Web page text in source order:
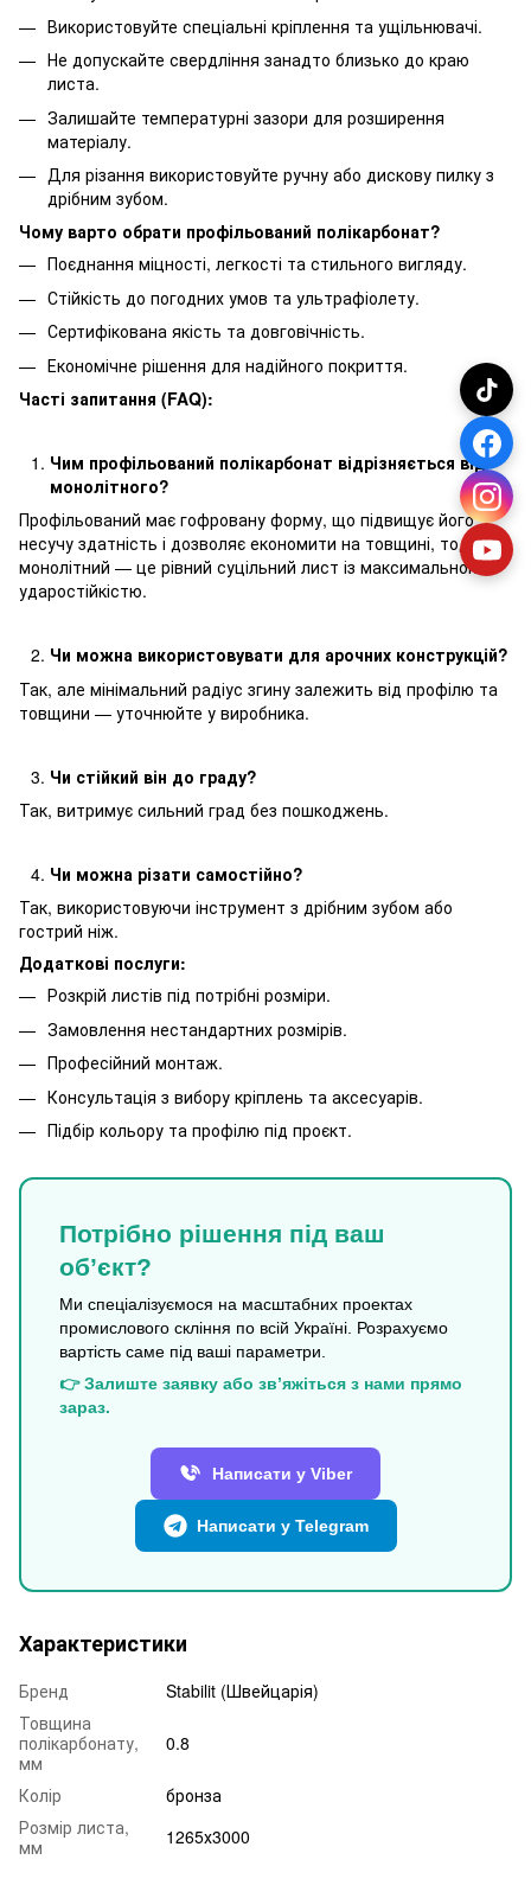
Використовуйте спеціальні кріплення та ущільнювачі.
Не допускайте свердління занадто близько до краю
листа.
Залишайте температурні зазори для розширення
матеріалу.
Для різання використовуйте ручну або дискову пилку з
дрібним зубом.
Чому варто обрати профільований полікарбонат?
Поєднання міцності, легкості та стильного вигляду.
Стійкість до погодних умов та ультрафіолету.
Сертифікована якість та довговічність.
Економічне рішення для надійного покриття.
Часті запитання (FAQ):
Чим профільований полікарбонат відрізняється від
монолітного?
Профільований має гофровану форму, що підвищує його
несучу здатність і дозволяє економити на товщині, тоді як
монолітний — це рівний суцільний лист із максимальною
ударостійкістю.
Чи можна використовувати для арочних конструкцій?
Так, але мінімальний радіус згину залежить від профілю та
товщини — уточнюйте у виробника.
Чи стійкий він до граду?
Так, витримує сильний град без пошкоджень.
Чи можна різати самостійно?
Так, використовуючи інструмент з дрібним зубом або
гострий ніж.
Додаткові послуги:
Розкрій листів під потрібні розміри.
Замовлення нестандартних розмірів.
Професійний монтаж.
Консультація з вибору кріплень та аксесуарів.
Підбір кольору та профілю під проєкт.
Потрібно рішення під ваш
об’єкт?
Ми спеціалізуємося на масштабних проектах
промислового скління по всій Україні. Розрахуємо
вартість саме під ваші параметри.
👉 Залиште заявку або зв’яжіться з нами прямо
зараз.
Написати у Viber
Написати у Telegram
Характеристики
Бренд
Stabilit (Швейцарія)
Товщина
полікарбонату,
мм
0.8
Колір
бронза
Розмір листа,
мм
1265х3000